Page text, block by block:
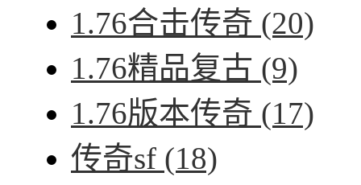
1.76合击传奇 (20)
1.76精品复古 (9)
1.76版本传奇 (17)
传奇sf (18)